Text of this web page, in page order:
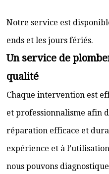
Notre service est
ends et les jours fériés.
Un service de
qualité
Chaque intervention est
et professionnalisme afin
réparation efficace et
expérience et à
nous pouvons